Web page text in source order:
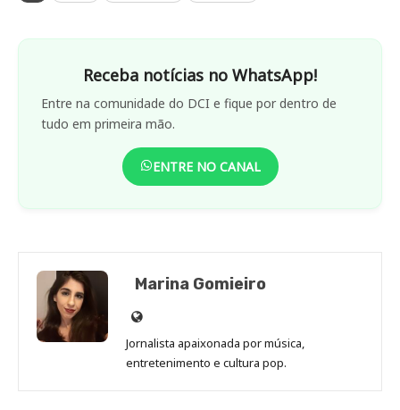
Receba notícias no WhatsApp!
Entre na comunidade do DCI e fique por dentro de
tudo em primeira mão.
ENTRE NO CANAL
Marina Gomieiro
Site
de
Marina
Jornalista apaixonada por música,
entretenimento e cultura pop.